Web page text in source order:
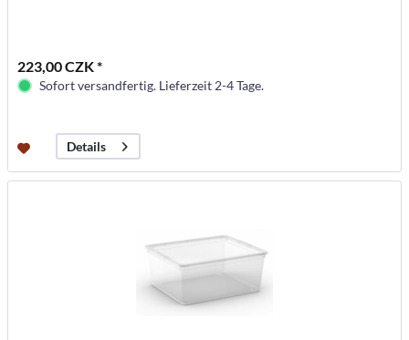
223,00 CZK *
Sofort versandfertig. Lieferzeit 2-4 Tage.
Details